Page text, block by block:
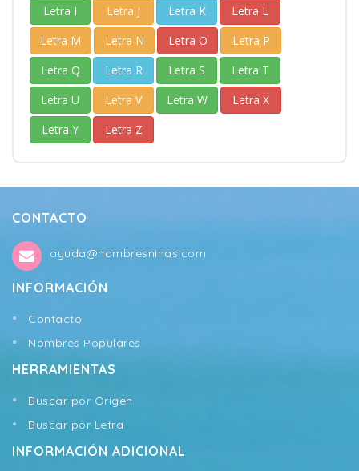
Letra I
Letra J Letra K
Letra L
Letra M
Letra N Letra O
Letra P
Letra Q
Letra R Letra S
Letra T
Letra U
Letra V Letra W
Letra X
Letra Y
Letra Z
CONTACTO
ayuda@nombresninas.com
INFORMACIÓN
Contacto
Nombres Populares
HERRAMIENTAS
Buscar por Origen
Buscar por Letra
INFORMACIÓN ADICIONAL